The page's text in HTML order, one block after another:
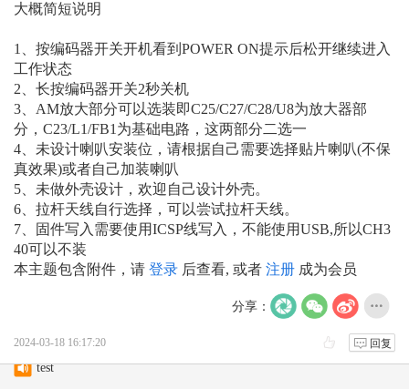
大概简短说明
1、按编码器开关开机看到POWER ON提示后松开继续进入
工作状态
2、长按编码器开关2秒关机
3、AM放大部分可以选装即C25/C27/C28/U8为放大器部
分，C23/L1/FB1为基础电路，这两部分二选一
4、未设计喇叭安装位，请根据自己需要选择贴片喇叭(不保
真效果)或者自己加装喇叭
5、未做外壳设计，欢迎自己设计外壳。
6、拉杆天线自行选择，可以尝试拉杆天线。
7、固件写入需要使用ICSP线写入，不能使用USB,所以CH3
40可以不装
本主题包含附件，请 登录 后查看, 或者 注册 成为会员
分享：
2024-03-18 16:17:20 回复
test